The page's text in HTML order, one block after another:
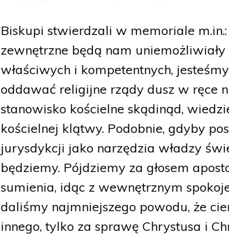
Biskupi stwierdzali w memoriale
zewnętrzne będą nam
właściwych i kompetentnych,
oddawać religijne rządy dusz w ręce
stanowisko kościelne skądinąd,
kościelnej klątwy. Podobnie, gdyby
jurysdykcji jako narzędzia władzy
będziemy. Pójdziemy za głosem
sumienia, idąc z wewnętrznym
daliśmy najmniejszego powodu, że
innego, tylko za sprawę Chrystusa i